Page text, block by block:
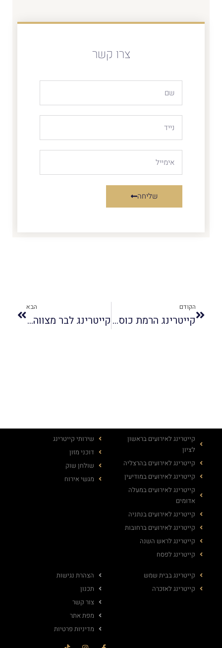
צרו קשר
שליחה
הקודם
קייטרינג הרמת כוסית
הבא
קייטרינג לבר מצווה | דוכני מזון לבר מצווה (תפריט שלכל ילד אוהב)
קייטרינג לאירועים בראשון
לציון
קייטרינג לאירועים בהרצליה
קייטרינג לאירועים במודיעין
קייטרינג לאירועים במעלה
אדומים
קייטרינג לאירועים בנתניה
קייטרינג לאירועים ברחובות
קייטרינג לראש השנה
קייטרינג לפסח
שירותי קייטרינג
דוכני מזון
שולחן שוק
מגשי אירוח
קייטרינג בבית שמש
קייטרינג לאזכרה
הצהרת נגישות
תכנון
צור קשר
מפת אתר
מדיניות פרטיות